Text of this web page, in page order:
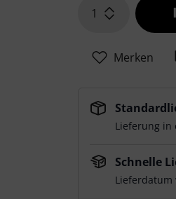
1
Merken
Lieferung in
Schnelle
Lieferdatum